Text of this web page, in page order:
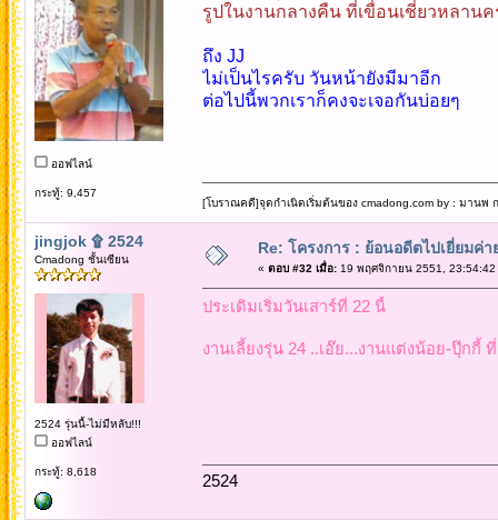
ออฟไลน์
กระทู้: 9,457
รูปในงานกลางคืน ที่เขื่อนเชี่ยวหลานค
ถึง JJ
ไม่เป็นไรครับ วันหน้ายังมีมาอีก
ต่อไปนี้พวกเราก็คงจะเจอกันบ่อยๆ
[โบราณคดี]จุดกำเนิดเริ่มต้นของ cmadong.com by : มานพ
jingjok ۩ 2524
Cmadong ชั้นเซียน
2524 รุ่นนี้-ไม่มีหลับ!!!
ออฟไลน์
กระทู้: 8,618
Re: โครงการ : ย้อนอดีตไปเยี่ยมค่
« ตอบ #32 เมื่อ:19 พฤศจิกายน 2551, 23:54:42
ประเดิมเริ่มวันเสาร์ที่ 22 นี้
งานเลี้ยงรุ่น 24 ..เอ๊ย...งานแต่งน้อย-ปุ๊กกี้
2524